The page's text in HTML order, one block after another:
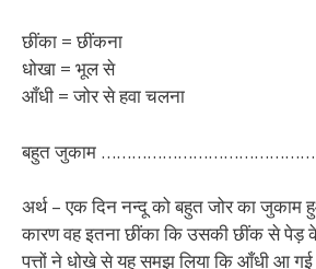
छींका = छींकना
धोखा = भूल से
आँधी = जोर से हवा चलना
बहुत जुकाम
अर्थ – एक दिन नन्दू को बहुत जोर का
कारण वह इतना छींका कि उसकी छींक से पेड़
पत्तों ने धोखे से यह समझ लिया कि आँधी आ